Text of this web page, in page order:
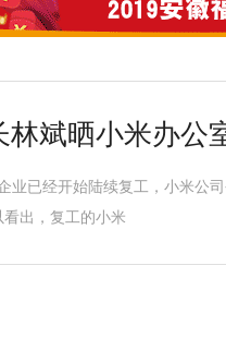
斌晒小米办公
业已经开始陆续复工，小米公
出，复工的小米